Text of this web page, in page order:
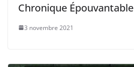
Chronique Épouvantable
3 novembre 2021